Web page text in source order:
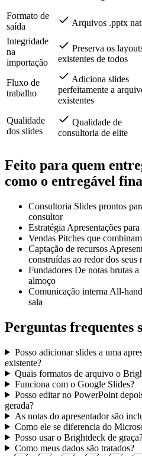
Recurso
saída
Integridade
importação
existentes de todos
Adiciona slides
existentes
Feito para quem
como
o entregável final.
Consultoria Slides prontos
consultor
Estratégia Apresentações
Vendas Pitches que
Captação de recursos
construídas ao redor dos seus
Fundadores De notas brutas
almoço
Perguntas frequentes
Posso adicionar slides a uma
existente?
Quais formatos de arquivo o
Funciona com o Google Slides?
Posso editar no PowerPoint
gerada?
As notas do apresentador são
Como ele se diferencia do